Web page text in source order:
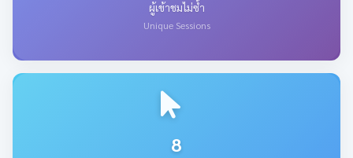
ผู้เข้าชมไม่ซ้ำ
Unique Sessions
8